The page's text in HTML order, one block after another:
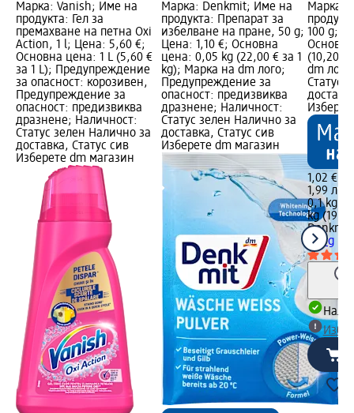
Марка: Vanish; Име на
продукта: Гел за
премахване на петна Oxi
Action, 1 l; Цена: 5,60 €;
Основна цена: 1 L (5,60 €
за 1 L); Предупреждение
за опасност: корозивен,
Предупреждение за
опасност: предизвиква
дразнене; Наличност:
Статус зелен Налично за
доставка, Статус сив
Изберете dm магазин
Марка: Denkmit; Име на
продукта: Препарат за
избелване на пране, 50 g;
Цена: 1,10 €; Основна
цена: 0,05 kg (22,00 € за 1
kg); Марка на dm лого;
Предупреждение за
опасност: предизвиква
дразнене; Наличност:
Статус зелен Налично за
доставка, Статус сив
Изберете dm магазин
Марка:
100 g;
(10,20 €
dm
Статус
1,02 €
1,99 лв.
0,1 kg
kg
Denkmit
100 g